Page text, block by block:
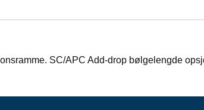
SC/APC Add-drop bølgelengde